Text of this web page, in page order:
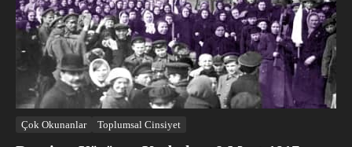
Çok Okunanlar Toplumsal Cinsiyet